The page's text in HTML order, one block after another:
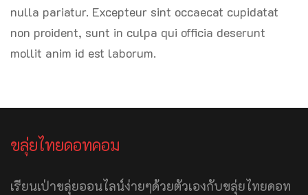
nulla pariatur. Excepteur sint occaecat cupidatat
non proident, sunt in culpa qui officia deserunt
mollit anim id est laborum.
ขลุ่ยไทยดอทคอม
เรียนเป่าขลุ่ยออนไลน์ง่ายๆด้วยตัวเองกับขลุ่ยไทยดอท